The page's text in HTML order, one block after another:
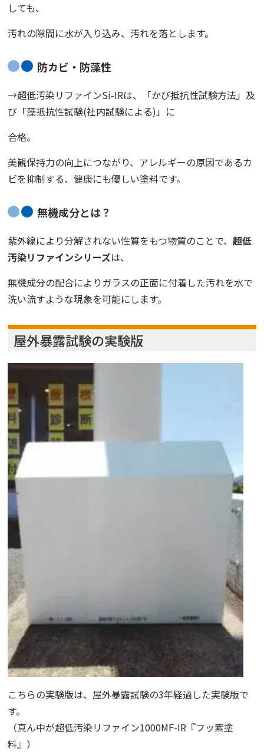
しても、
汚れの隙間に水が入り込み、汚れを落とします。
防カビ・防藻性
→超低汚染リファインSi-IRは、「かび抵抗性試験方法」及
び「藻抵抗性試験(社内試験による)」に
合格。
美観保持力の向上につながり、アレルギーの原因であるカ
ビを抑制する、健康にも優しい塗料です。
無機成分とは？
紫外線により分解されない性質をもつ物質のことで、超低
汚染リファインシリーズは、
無機成分の配合によりガラスの正面に付着した汚れを水で
洗い流すような現象を可能にします。
屋外暴露試験の実験版
こちらの実験版は、屋外暴露試験の3年経過した実験版で
す。
（真ん中が超低汚染リファイン1000MF-IR『フッ素塗
料』）